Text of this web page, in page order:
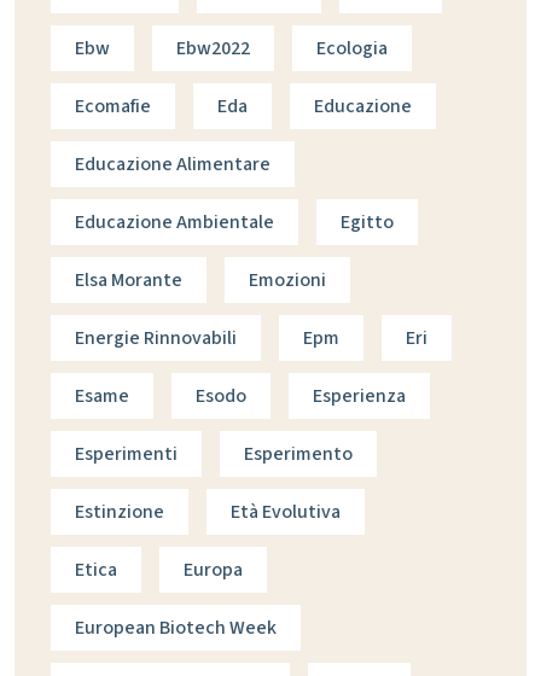
Ebw Ebw2022 Ecologia
Ecomafie Eda Educazione
Educazione Alimentare
Educazione Ambientale Egitto
Elsa Morante Emozioni
Energie Rinnovabili Epm Eri
Esame Esodo Esperienza
Esperimenti Esperimento
Estinzione Età Evolutiva
Etica Europa
European Biotech Week